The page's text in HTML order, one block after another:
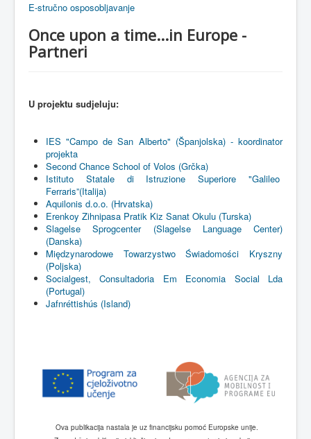
E-stručno osposobljavanje
Once upon a time...in Europe -
Partneri
U projektu sudjeluju:
IES "Campo de San Alberto" (Španjolska) -koordinator
projekta
Second Chance School of Volos (Grčka)
Istituto
Statale di Istruzione Superiore "Galileo
Ferraris”(Italija)
Aquilonis d.o.o. (Hrvatska)
Erenkoy Zihnipasa Pratik Kiz Sanat Okulu (Turska)
Slagelse
Sprogcenter(SlagelseLanguage Center)
(Danska)
Międzynarodowe
Towarzystwo Świadomości
Kryszny
(Poljska)
Socialgest,Consultadoria Em Economia Social Lda
(Portugal)
Jafnréttishús (Island)
Ova publikacija nastalaje uz financijsku pomoć Europske unije.